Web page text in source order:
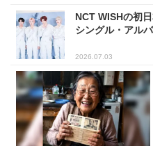
NCT WISHの初
シングル・アル
2026.07.03